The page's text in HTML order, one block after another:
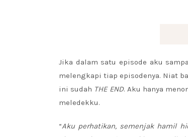
Jika dalam satu episode aku
melengkapi tiap episodenya. Niat
ini sudah THE END. Aku hanya
meledekku.
“Aku perhatikan, semenjak hamil